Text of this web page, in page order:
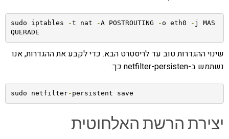
sudo iptables -t nat -A POSTROUTING - o eth0 - j MAS
QUERADE
שינוי ההגדרות טוב עד לריסטרט הבא. כדי לקבע את ההגדרות, אנו
נשתמש ב-netfilter-persisten כך:
sudo netfilter- persistent save
יצירת הרשת האלחוטית